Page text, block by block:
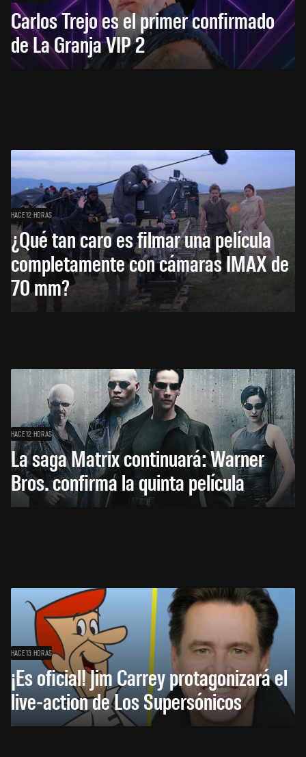
Carlos Trejo es el primer confirmado
de La Granja VIP 2
HACE 12 HORAS
¿Qué tan caro es filmar una película
completamente con cámaras IMAX de
70 mm?
HACE 12 HORAS
La saga Matrix continuará: Warner
Bros. confirma la quinta película
HACE 13 HORAS
¡Es oficial! Jim Carrey protagonizará el
live-action de Los Supersónicos